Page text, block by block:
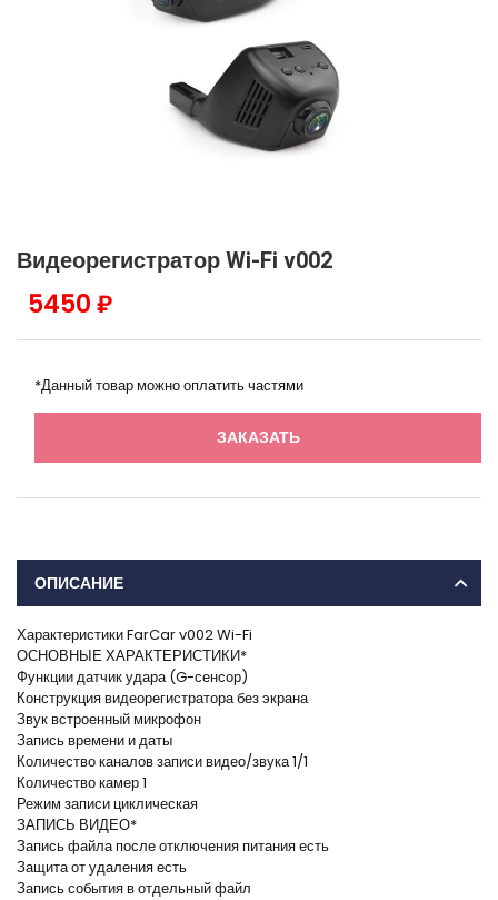
Видеорегистратор Wi-Fi v002
5450 ₽
*Данный товар можно оплатить частями
ЗАКАЗАТЬ
ОПИСАНИЕ
Характеристики FarCar v002 Wi-Fi
ОСНОВНЫЕ ХАРАКТЕРИСТИКИ*
Функции датчик удара (G-сенсор)
Конструкция видеорегистратора без экрана
Звук встроенный микрофон
Запись времени и даты
Количество каналов записи видео/звука 1/1
Количество камер 1
Режим записи циклическая
ЗАПИСЬ ВИДЕО*
Запись файла после отключения питания есть
Защита от удаления есть
Запись события в отдельный файл